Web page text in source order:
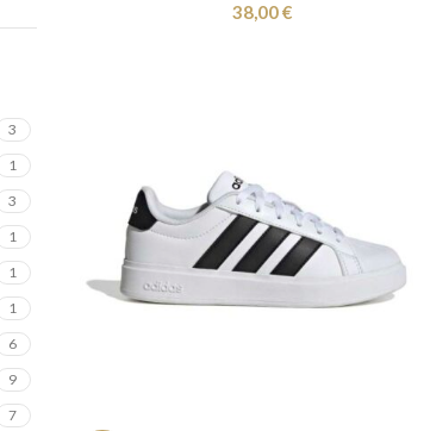
3
1
3
1
1
1
6
9
7
38,00€